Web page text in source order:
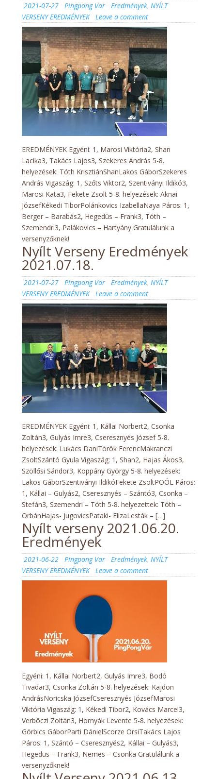
Posted
on
2021-07-27 Author
Pingpong Var Categories
Eredmények, NYÍLT
VERSENY EREDMÉNYEK
Leave a commenton
Nyílt
Verseny
Eredmények
2021.07.25.
EREDMÉNYEK Egyéni: 1, Marosi Viktória2, Shan
Lacika3, Takács Lajos3, Szekeres András 5-8.
helyezések: Tóth KrisztiánShanLakos GáborSzekeres
András Vigaszág: 1, Szőts Viktor2, Szentiványi Ildikó3,
Marosi Kata3, Fekete Zsolt 5-8. helyezések: Aknai
JózsefKékedi TiborPolánkovics IzabellaNaya Páros: 1,
Berger – Barabás2, Hegedüs – Frank3, Tóth –
Szemendri3, Palákovics – Hartyány Gratulálunk a
versenyzőknek!
Nyílt Verseny Eredmények
2021.07.18.
Posted
on
2021-07-27 Author
Pingpong Var Categories
Eredmények, NYÍLT
VERSENY EREDMÉNYEK
Leave a commenton
Nyílt
Verseny
Eredmények
2021.07.18.
EREDMÉNYEK Egyéni: 1, Kállai Norbert2, Csonka
Zoltán3, Gulyás Imre3, Cseresznyés József 5-8.
helyezések: Lukács DaniTörök FerencMakranczi
ZsoltSzántó Gyula Vigaszág: 1, Shan2, Hajas Ákos3,
Szöllősi Sándor3, Koppány György 5-8. helyezések:
Lakos GáborSzentiványi IldikóFekete ZsoltPOÓL Páros:
1, Kállai – Gulyás2, Cseresznyés – Szántó3, Csonka –
Stefán3, Szemendri – Tóth 5-8. helyezettek: Tóth –
OrbánHajas- JugovicsPataki- ElizaLesták – […]
Nyílt verseny 2021.06.20.
Eredmények
Posted
on
2021-06-22 Author
Pingpong Var Categories
Eredmények, NYÍLT
VERSENY EREDMÉNYEK
Leave a commenton
Nyílt
Egyéni: 1, Kállai Norbert2, Gulyás Imre3, Bodó
Tivadar3, Csonka Zoltán 5-8. helyezések: Kajdon
AndrásNoricska JózsefCseresznyés JózsefMarosi
Viktória Vigaszág: 1, Kékedi Tibor2, Kovács Marcel3,
Verböczi Zoltán3, Hornyák Levente 5-8. helyezések:
Görbics GáborParti DánielScorze OrsiTakács Lajos
Páros: 1, Szántó – Cseresznyés2, Kállai – Gulyás3,
Hegedüs – Frank3, Nemes – Csonka Gratulálunk a
versenyzőknek!